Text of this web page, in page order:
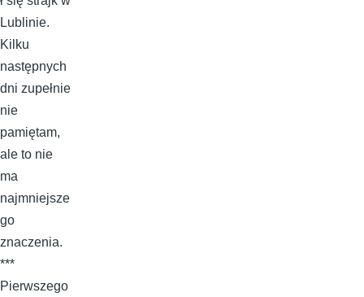
Lublinie.
Kilku
następnych
dni zupełnie
nie
pamiętam,
ale to nie
ma
najmniejsze
go
znaczenia.
***
Pierwszego